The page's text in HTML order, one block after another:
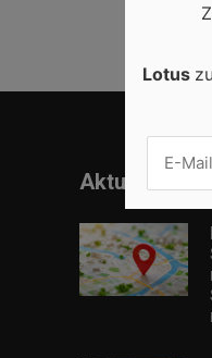
Aktuell
Lotus